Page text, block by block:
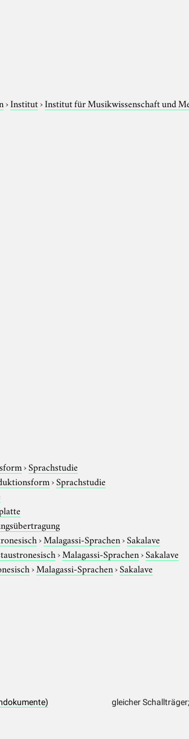
›Institut›Institut für Musikwissenschaft und
›Sprachstudie
›Sprachstudie
›Malagassi-Sprachen›Sakalave
›Malagassi-Sprachen›Sakalave
›Malagassi-Sprachen›Sakalave
gleicher